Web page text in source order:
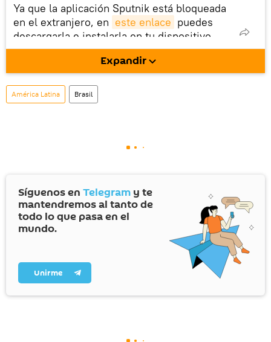
Ya que la aplicación Sputnik está bloqueada
en el extranjero, en este enlace puedes
descargarla e instalarla en tu dispositivo
móvil (¡solo para Android!).
También tenemos una cuenta en la red
social rusa VK .
Expandir
América Latina Brasil
Síguenos en Telegram y te
mantendremos al tanto de
todo lo que pasa en el
mundo.
Unirme